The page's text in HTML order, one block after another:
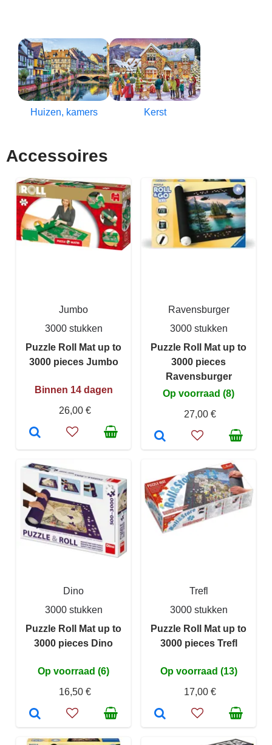
Huizen, kamers Kerst
Accessoires
Jumbo
3000 stukken
Puzzle Roll Mat up to
3000 pieces Jumbo
Binnen 14 dagen
26,00 €
Ravensburger
3000 stukken
Puzzle Roll Mat up to
3000 pieces
Ravensburger
Op voorraad (8)
27,00 €
Dino
3000 stukken
Puzzle Roll Mat up to
3000 pieces Dino
Op voorraad (6)
16,50 €
Trefl
3000 stukken
Puzzle Roll Mat up to
3000 pieces Trefl
Op voorraad (13)
17,00 €